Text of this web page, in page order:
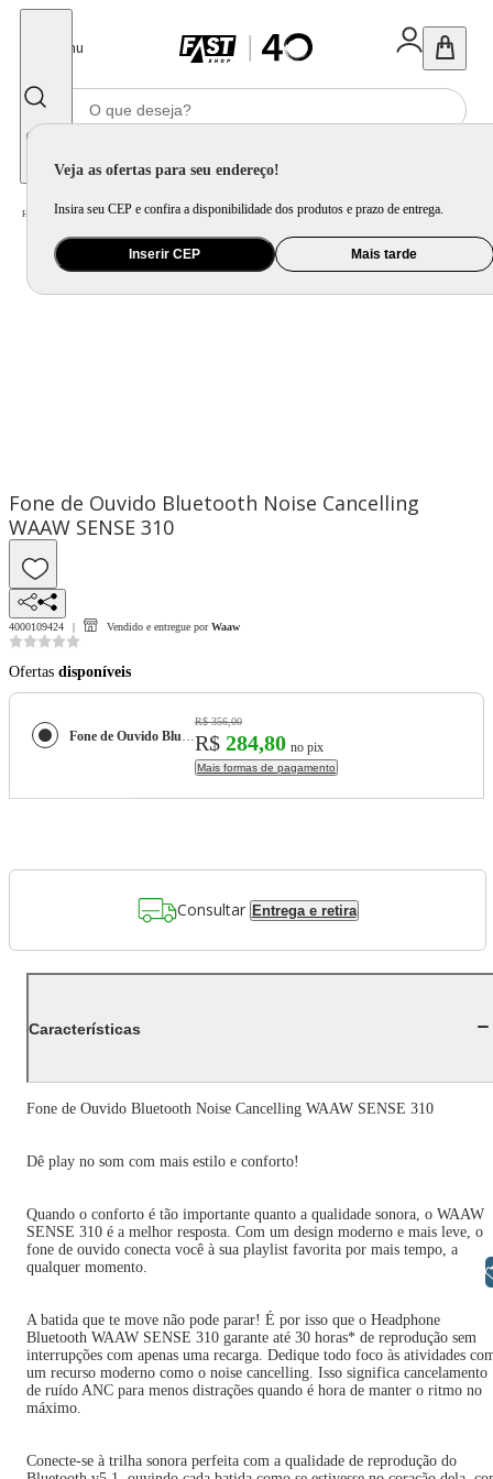
Menu
Veja as ofertas para seu endereço!
Insira seu CEP e confira a disponibilidade dos produtos e prazo de entrega.
Inserir CEP Mais tarde
Home Áudio / Fone de Ouvido
Fone de Ouvido Bluetooth Noise Cancelling
WAAW SENSE 310
4000109424 Vendido e entregue por Waaw
Ofertas disponíveis
Fone de Ouvido Bluetooth Noise Cancelling WAAW SENSE 310
R$ 356,00
R$ 284,80 no pix
Mais formas de pagamento
Consultar Entrega e retira
Características
Fone de Ouvido Bluetooth Noise Cancelling WAAW SENSE 310
Dê play no som com mais estilo e conforto!
Quando o conforto é tão importante quanto a qualidade sonora, o WAAW
SENSE 310 é a melhor resposta. Com um design moderno e mais leve, o
fone de ouvido conecta você à sua playlist favorita por mais tempo, a
qualquer momento.
A batida que te move não pode parar! É por isso que o Headphone
Bluetooth WAAW SENSE 310 garante até 30 horas* de reprodução sem
interrupções com apenas uma recarga. Dedique todo foco às atividades
um recurso moderno como o noise cancelling. Isso significa cancelamento
de ruído ANC para menos distrações quando é hora de manter o ritmo no
máximo.
Conecte-se à trilha sonora perfeita com a qualidade de reprodução do